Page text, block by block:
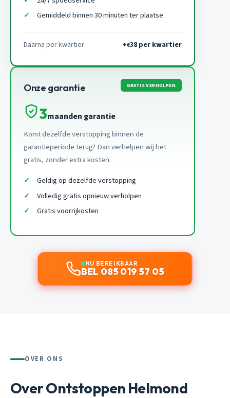
Gemiddeld binnen 30 minuten ter plaatse
Daarna per kwartier +€38 per kwartier
Onze garantie GRATIS VERHOLPEN
3maanden garantie
Komt dezelfde verstopping binnen de
garantieperiode terug? Dan verhelpen wij het
gratis, zonder extra kosten.
Geldig op dezelfde verstopping
Volledig gratis opnieuw verholpen
Gratis voorrijkosten
NU BEREIKBAAR
BEL 085 019 57 05
OVER ONS
Over Ontstoppen Helmond